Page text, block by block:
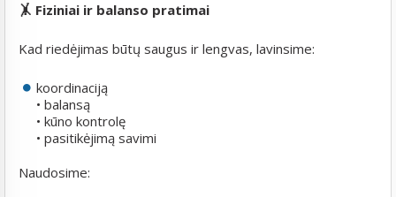
🤸 Fiziniai ir balanso pratimai
Kad riedėjimas būtų saugus ir lengvas, lavinsime:
koordinaciją
• balansą
• kūno kontrolę
• pasitikėjimą savimi
Naudosime: